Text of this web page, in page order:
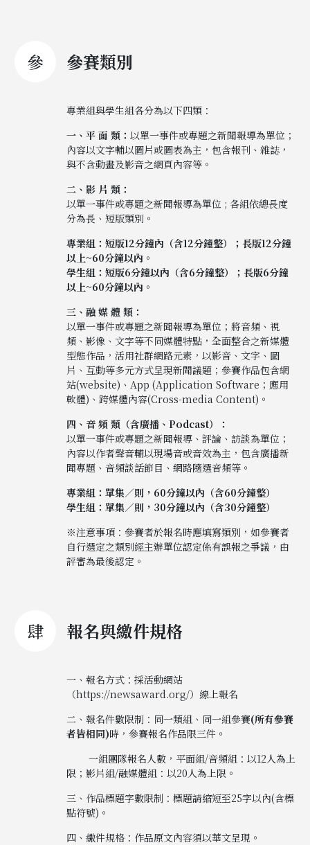
參 參賽類別
專業組與學生組各分為以下四類：
一、平 面 類： 以單一事件或專題之新聞報導為單位；
內容以文字輔以圖片或圖表為主，包含報刊、雜誌，
與不含動畫及影音之網頁內容等。
二、影 片 類：
以單一事件或專題之新聞報導為單位 ; 各組依總長度
分為長、短版類別。
專業組：短版12分鐘內（含12分鐘整）；長版12分鐘
以上~60分鐘以內。
學生組：短版6分鐘以內（含6分鐘整）；長版6分鐘
以上~60分鐘以內。
三、融 媒 體 類：
以單一事件或專題之新聞報導為單位；將音頻、視
頻、影像、文字等不同媒體特點，全面整合之新媒體
型態作品，活用社群網路元素，以影音、文字、圖
片、互動等多元方式呈現新聞議題；參賽作品包含網
站(website)、App (Application Software；應用
軟體)、跨媒體內容(Cross-media Content)。
四、音 頻 類（含廣播、Podcast）：
以單一事件或專題之新聞報導、評論、訪談為單位；
內容以作者聲音輔以現場音或音效為主，包含廣播新
聞專題、音頻談話節目、網路隨選音頻等。
專業組：單集／則，60分鐘以內（含60分鐘整）
學生組：單集／則，30分鐘以內（含30分鐘整）
※注意事項：參賽者於報名時應填寫類別，如參賽者
自行選定之類別經主辦單位認定係有誤報之爭議，由
評審為最後認定。
肆 報名與繳件規格
一、報名方式：採活動網站
（https://newsaward.org/）線上報名
二、報名件數限制：同一類組、同一組參賽(所有參賽
者皆相同)時，參賽報名作品限三件。
一組團隊報名人數，平面組/音頻組：以12人為上
限；影片組/融媒體組：以20人為上限。
三、作品標題字數限制：標題請縮短至25字以內(含標
點符號)。
四、繳件規格：作品原文內容須以華文呈現。